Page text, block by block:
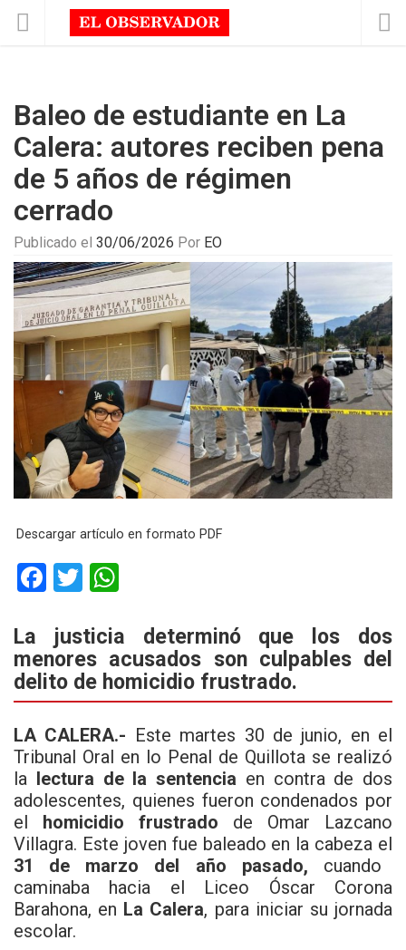
Baleo de estudiante en La
Calera: autores reciben pena
de 5 años de régimen
cerrado
Publicado el 30/06/2026 Por EO
Descargar artículo en formato PDF
F
ce
b
o
o
k
T
tt
er
at
s
A
p
La justicia determinó que los dos
menores acusados son culpables del
delito de homicidio frustrado.
LA CALERA.- Este martes 30 de junio, en el
Tribunal Oral en lo Penal de Quillota se realizó
la lectura de la sentencia en contra de dos
adolescentes, quienes fueron condenados por
el homicidio frustrado de Omar Lazcano
Villagra. Este joven fue baleado en la cabeza el
31 de marzo del año pasado, cuando
caminaba hacia el Liceo Óscar Corona
Barahona, en La Calera, para iniciar su jornada
escolar.